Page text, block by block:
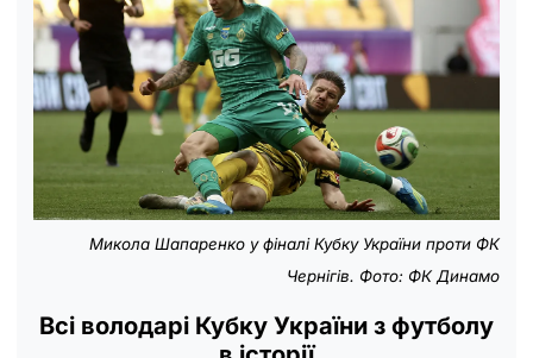
Микола Шапаренко у фіналі Кубку України проти ФК
Чернігів. Фото: ФК Динамо
Всі володарі Кубку України з футболу